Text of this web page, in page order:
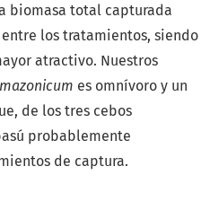
biomasa total capturada
los tratamientos, siendo
atractivo. Nuestros
es omnívoro y un
de los tres cebos
probablemente
de captura.